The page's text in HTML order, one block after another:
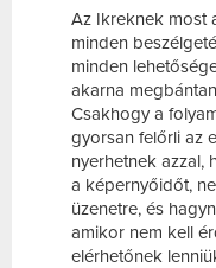
Az Ikreknek most
minden
minden
akarna
Csakhogy a
gyorsan felőrli az
nyerhetnek azzal,
a képernyőidőt,
üzenetre, és
amikor nem kell
elérhetőnek